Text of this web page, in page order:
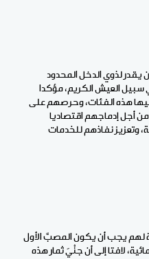
يقدر لذوي الدخل المحدود
العيش الكريم، مؤكدا
هذه الفئات، وحرصهم على
أجل إدماجهم اقتصاديا
وتعزيز نفاذهم للخدمات
لهم يجب أن يكون المصبَّ الأول
لافتا إلى أن جنْيَ ثمار هذه